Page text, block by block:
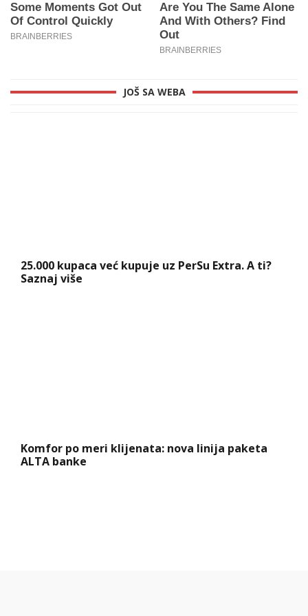
JOŠ SA WEBA
25.000 kupaca već kupuje uz PerSu Extra. A ti?
Saznaj više
Komfor po meri klijenata: nova linija paketa
ALTA banke